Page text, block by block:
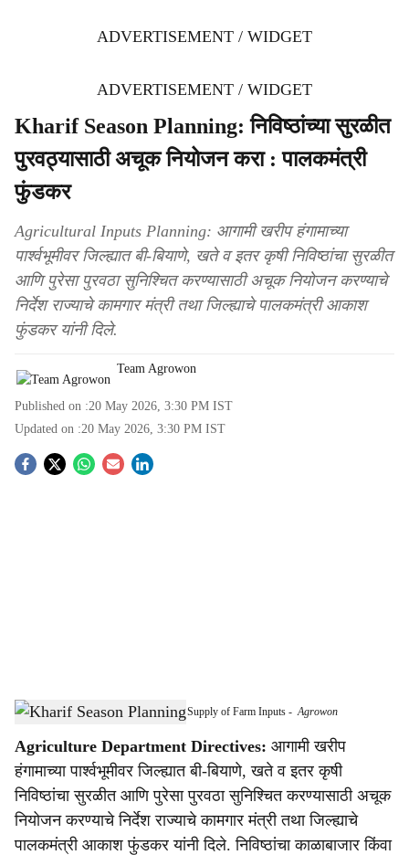
ADVERTISEMENT / WIDGET
ADVERTISEMENT / WIDGET
Kharif Season Planning: निविष्ठांच्या सुरळीत
पुरवठ्यासाठी अचूक नियोजन करा : पालकमंत्री
फुंडकर
Agricultural Inputs Planning: आगामी खरीप हंगामाच्या
पार्श्वभूमीवर जिल्ह्यात बी-बियाणे, खते व इतर कृषी निविष्ठांचा सुरळीत
आणि पुरेसा पुरवठा सुनिश्चित करण्यासाठी अचूक नियोजन करण्याचे
निर्देश राज्याचे कामगार मंत्री तथा जिल्ह्याचे पालकमंत्री आकाश
फुंडकर यांनी दिले.
Team Agrowon
Published on :20 May 2026, 3:30 PM IST
Updated on :20 May 2026, 3:30 PM IST
S
a
r
e
Accurate Planning Ordered for Smooth Supply of Farm Inputs -Agrowon
Agriculture Department Directives: आगामी खरीप
हंगामाच्या पार्श्वभूमीवर जिल्ह्यात बी-बियाणे, खते व इतर कृषी
निविष्ठांचा सुरळीत आणि पुरेसा पुरवठा सुनिश्चित करण्यासाठी अचूक
नियोजन करण्याचे निर्देश राज्याचे कामगार मंत्री तथा जिल्ह्याचे
पालकमंत्री आकाश फुंडकर यांनी दिले. निविष्ठांचा काळाबाजार किंवा